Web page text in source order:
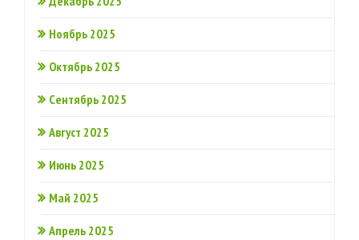
Ноябрь 2025
Октябрь 2025
Сентябрь 2025
Август 2025
Июнь 2025
Май 2025
Апрель 2025